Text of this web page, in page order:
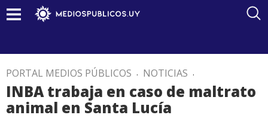
PORTAL MEDIOS PÚBLICOS . NOTICIAS .
INBA trabaja en caso de maltrato
animal en Santa Lucía